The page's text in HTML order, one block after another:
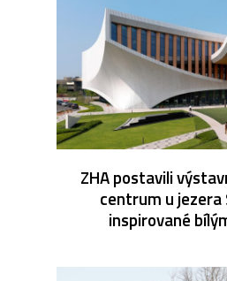
ZHA postavili
centrum u jezera
inspirované